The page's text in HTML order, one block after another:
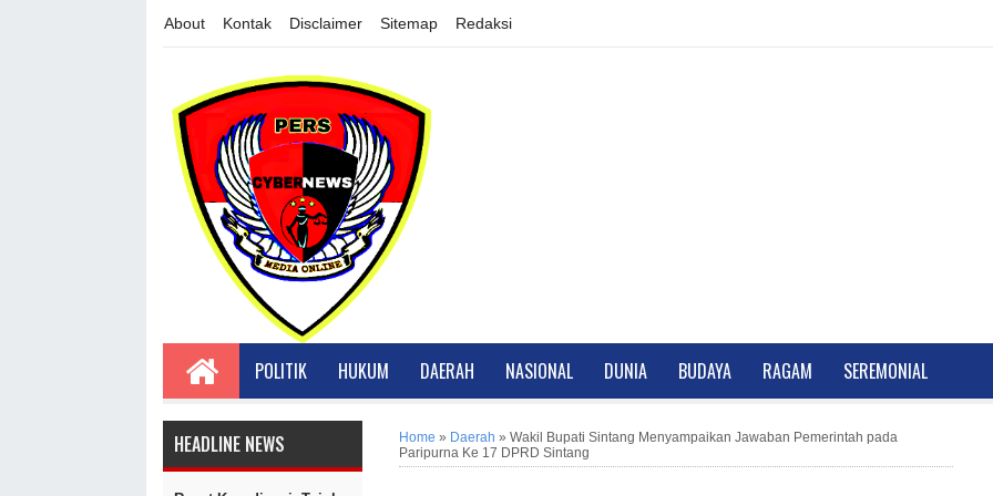
About Kontak Disclaimer Sitemap Redaksi
POLITIK HUKUM DAERAH NASIONAL DUNIA BUDAYA RAGAM SEREMONIAL
HEADLINE NEWS Home » Daerah » Wakil Bupati Sintang Menyampaikan Jawaban Pemerintah pada
Paripurna Ke 17 DPRD Sintang